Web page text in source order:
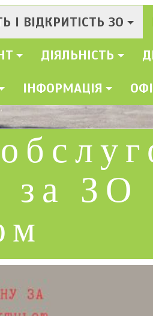
І ВІДКРИТІСТЬ ЗО
ДІЯЛЬНІСТЬ
ІНФОРМАЦІЯ
за ЗО